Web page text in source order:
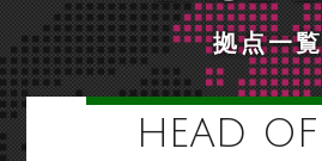
拠点一覧
HEAD